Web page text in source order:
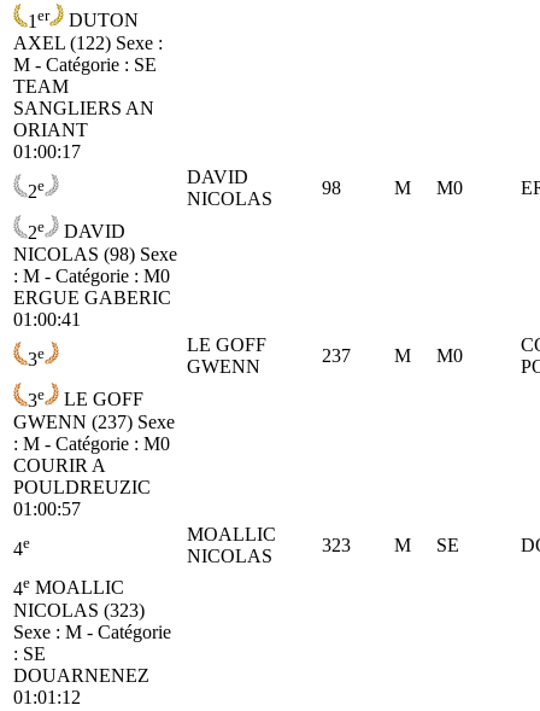
1 er
DUTON
AXEL (122) Sexe :
M - Catégorie : SE
TEAM
SANGLIERS AN
ORIANT
01:00:17
2e
DAVID
NICOLAS
98 M M0
2e
DAVID
NICOLAS (98) Sexe
: M - Catégorie : M0
ERGUE GABERIC
01:00:41
3e
LE GOFF
GWENN
237 M M0
3e
LE GOFF
GWENN (237) Sexe
: M - Catégorie : M0
COURIR A
POULDREUZIC
01:00:57
4e
MOALLIC
NICOLAS
323 M SE
4e MOALLIC
NICOLAS (323)
Sexe : M - Catégorie
: SE
DOUARNENEZ
01:01:12